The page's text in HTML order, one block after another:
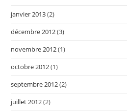
janvier 2013(2)
décembre 2012(3)
novembre 2012(1)
octobre 2012(1)
septembre 2012(2)
juillet 2012(2)